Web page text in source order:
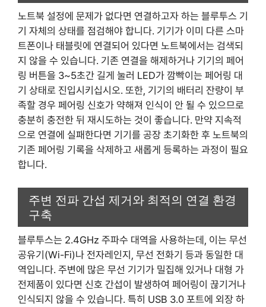
노트북 설정에 문제가 없다면 연결하고자 하는 블루투스 기
기 자체의 상태를 점검해야 합니다. 기기가 이미 다른 스마
트폰이나 태블릿에 연결되어 있다면 노트북에서는 검색되
지 않을 수 있습니다. 기존 연결을 해제하거나 기기의 페어
링 버튼을 3~5초간 길게 눌러 LED가 깜빡이는 페어링 대
기 상태로 진입시키십시오. 또한, 기기의 배터리 잔량이 부
족할 경우 페어링 신호가 약해져 인식이 안 될 수 있으므로
충분히 충전한 뒤 재시도하는 것이 좋습니다. 만약 지속적
으로 연결에 실패한다면 기기를 공장 초기화한 후 노트북의
기존 페어링 기록을 삭제하고 새롭게 등록하는 과정이 필요
합니다.
주변 전파 간섭 제거와 최적의 연결 환경
구축
블루투스는 2.4GHz 주파수 대역을 사용하는데, 이는 무선
공유기(Wi-Fi)나 전자레인지, 무선 전화기 등과 동일한 대
역입니다. 주변에 많은 무선 기기가 밀집해 있거나 대형 가
전제품이 있다면 신호 간섭이 발생하여 페어링이 끊기거나
인식되지 않을 수 있습니다. 특히 USB 3.0 포트에 외장 하